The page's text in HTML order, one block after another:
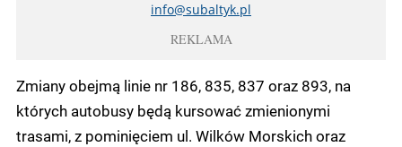
info@subaltyk.pl
REKLAMA
Zmiany obejmą linie nr 186, 835, 837 oraz 893, na
których autobusy będą kursować zmienionymi
trasami, z pominięciem ul. Wilków Morskich oraz